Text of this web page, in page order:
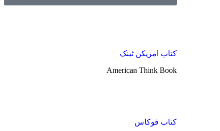
کتاب امریکن ثینک
American Think Book
کتاب فوکاس